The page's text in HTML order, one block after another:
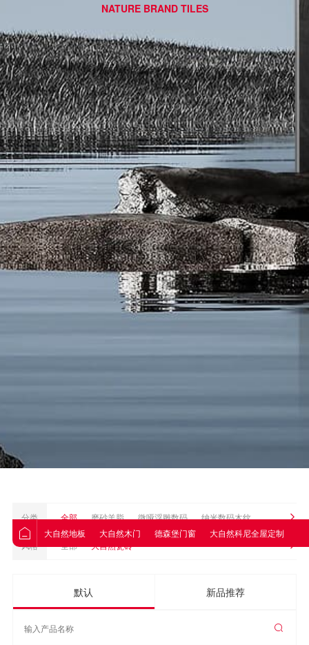
NATURE BRAND TILES
大自然地板 大自然木门 德森堡门窗 大自然科尼全屋定制
分类 全部 磨砂羊脂 微哑浮雕数码 纳米数码木纹
风格 全部 大自然瓷砖
默认 新品推荐